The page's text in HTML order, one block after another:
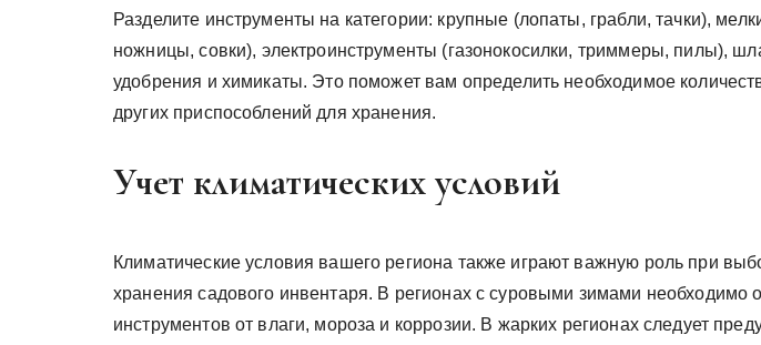
Разделите инструменты на категории: крупные (лопаты, грабли, тачки),
ножницы, совки), электроинструменты (газонокосилки, триммеры, пилы),
удобрения и химикаты. Это поможет вам определить необходимое
других приспособлений для хранения.
Учет климатических условий
Климатические условия вашего региона также играют важную роль при
хранения садового инвентаря. В регионах с суровыми зимами необходимо
инструментов от влаги, мороза и коррозии. В жарких регионах следует